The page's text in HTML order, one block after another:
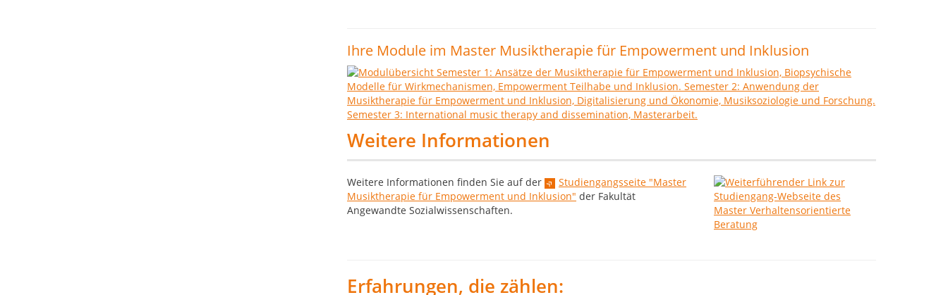
Ihre Module im Master Musiktherapie für Empowerment und Inklusion
Weitere Informationen
Weitere Informationen finden Sie auf der
Studiengangsseite "Master
Musiktherapie für Empowerment und Inklusion" der Fakultät
Angewandte Sozialwissenschaften.
Erfahrungen, die zählen: